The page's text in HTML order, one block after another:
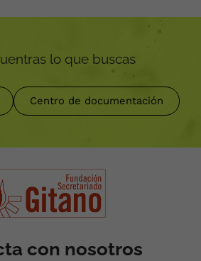
lo que buscas
Centro de documentación
con nosotros